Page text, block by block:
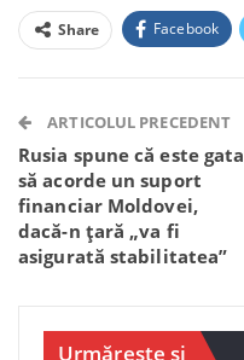
Share Facebook
Telegram WhatsApp
ARTICOLUL PRECEDENT
Rusia spune că este gata
să acorde un suport
financiar Moldovei,
dacă-n țară „va fi
asigurată stabilitatea”
Urmărește și